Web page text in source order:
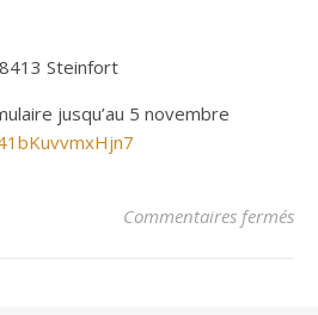
Steinfort
jusqu’au 5 novembre
Commentaires fermés